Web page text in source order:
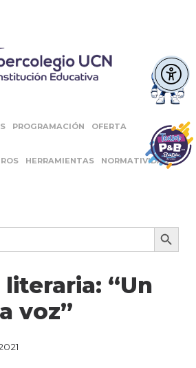
PROGRAMACIÓN OFERTA
HERRAMIENTAS NORMATIVIDAD
Botón
“Un
voz”